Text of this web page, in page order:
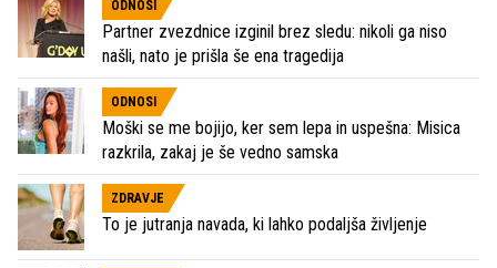
ODNOSI
Partner zvezdnice izginil brez sledu: nikoli ga niso
našli, nato je prišla še ena tragedija
ODNOSI
Moški se me bojijo, ker sem lepa in uspešna: Misica
razkrila, zakaj je še vedno samska
ZDRAVJE
To je jutranja navada, ki lahko podaljša življenje